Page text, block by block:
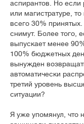
аспирантов. Но если
или магистратуре,
всего 30%
снимут. Более того,
выпускает менее
100% бюджетных
вынужден
автоматически
третий уровень
ситуации?
Я уже упомянул, что